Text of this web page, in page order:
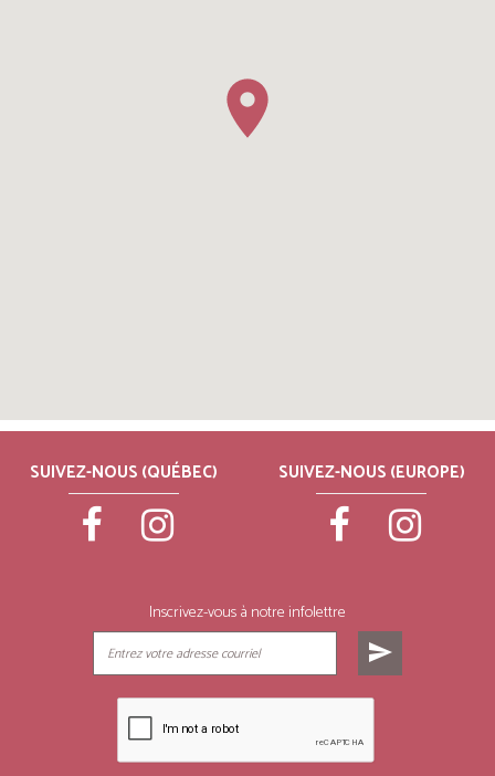
SUIVEZ-NOUS (QUÉBEC) SUIVEZ-NOUS (EUROPE)
Inscrivez-vous à notre infolettre
send